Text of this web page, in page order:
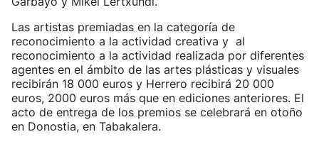
Las artistas premiadas en la categoría de
reconocimiento a la actividad creativa y al
reconocimiento a la actividad realizada por diferentes
agentes en el ámbito de las artes plásticas y visuales
recibirán 18 000 euros y Herrero recibirá 20 000
euros, 2000 euros más que en ediciones anteriores. El
acto de entrega de los premios se celebrará en otoño
en Donostia, en Tabakalera.